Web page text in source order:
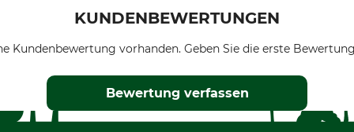
KUNDENBEWERTUNGEN
Kundenbewertung vorhanden. Geben Sie die erste
Bewertung verfassen